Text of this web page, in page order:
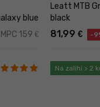
što je ključno za
kompresijske, što
kožu od blata, prašine,
blue
MPC 159 €
Leatt MTB
black
81,99 € -
Na zalihi > 2